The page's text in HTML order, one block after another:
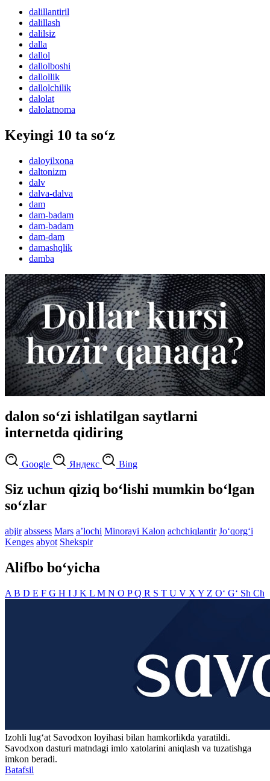
dalillantiril
dalillash
dalilsiz
dalla
dallol
dallolboshi
dallollik
dallolchilik
dalolat
dalolatnoma
Keyingi 10 ta so‘z
daloyilxona
daltonizm
dalv
dalva-dalva
dam
dam-badam
dam-badam
dam-dam
damashqlik
damba
dalon so‘zi ishlatilgan saytlarni
internetda qidiring
Google Яндекс Bing
Siz uchun qiziq bo‘lishi mumkin bo‘lgan
so‘zlar
abjir abssess Mars aʼlochi Minorayi Kalon achchiqlantir Jo‘qorg‘i
Kenges abyot Shekspir
Alifbo bo‘yicha
A B D E F G H I J K L M N O PQ R S T U V X Y Z O‘ G‘ Sh Ch
Izohli lugʻat Savodxon loyihasi bilan hamkorlikda yaratildi.
Savodxon dasturi matndagi imlo xatolarini aniqlash va tuzatishga
imkon beradi.
Batafsil